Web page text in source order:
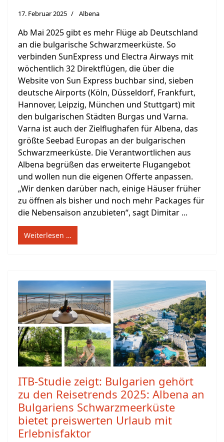
17. Februar 2025 Albena
Ab Mai 2025 gibt es mehr Flüge ab Deutschland
an die bulgarische Schwarzmeerküste. So
verbinden SunExpress und Electra Airways mit
wöchentlich 32 Direktflügen, die über die
Website von Sun Express buchbar sind, sieben
deutsche Airports (Köln, Düsseldorf, Frankfurt,
Hannover, Leipzig, München und Stuttgart) mit
den bulgarischen Städten Burgas und Varna.
Varna ist auch der Zielflughafen für Albena, das
größte Seebad Europas an der bulgarischen
Schwarzmeerküste. Die Verantwortlichen aus
Albena begrüßen das erweiterte Flugangebot
und wollen nun die eigenen Offerte anpassen.
„Wir denken darüber nach, einige Häuser früher
zu öffnen als bisher und noch mehr Packages für
die Nebensaison anzubieten“, sagt Dimitar ...
Weiterlesen …
ITB-Studie zeigt: Bulgarien gehört
zu den Reisetrends 2025: Albena an
Bulgariens Schwarzmeerküste
bietet preiswerten Urlaub mit
Erlebnisfaktor